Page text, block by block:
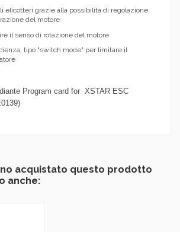
elicotteri grazie alla possibilità di regolazione
del motore
il senso di rotazione del motore
tipo "switch mode" per limitare il
Program card for XSTAR ESC
acquistato questo prodotto
anche: